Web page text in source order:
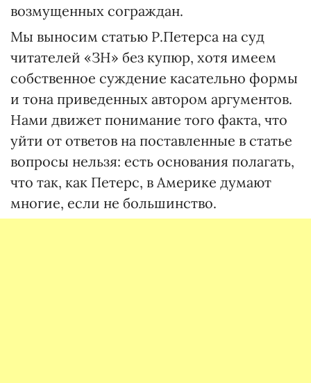
возмущенных сограждан.
Мы выносим статью Р.Петерса на суд
читателей «ЗН» без купюр, хотя имеем
собственное суждение касательно формы
и тона приведенных автором аргументов.
Нами движет понимание того факта, что
уйти от ответов на поставленные в статье
вопросы нельзя: есть основания полагать,
что так, как Петерс, в Америке думают
многие, если не большинство.